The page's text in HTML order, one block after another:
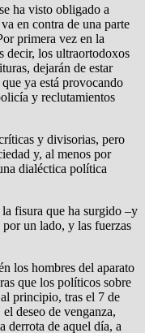
ha visto obligado a
en contra de una parte
primera vez en la
decir, los ultraortodoxos
dejarán de estar
ya está provocando
y reclutamientos
y divisorias, pero
y, al menos por
dialéctica política
fisura que ha surgido –y
un lado, y las fuerzas
los hombres del aparato
que los políticos sobre
principio, tras el 7 de
deseo de venganza,
derrota de aquel día, a